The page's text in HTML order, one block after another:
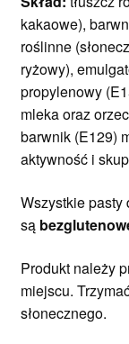
kakaowe),
roślinne
ryżowy),
propylenowy
mleka oraz
barwnik (E129)
aktywność i
Wszystkie pasty
są
Produkt należy
miejscu.
słonecznego.